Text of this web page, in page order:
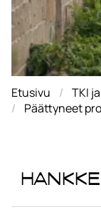
Etusivu TKI
Päättyneet